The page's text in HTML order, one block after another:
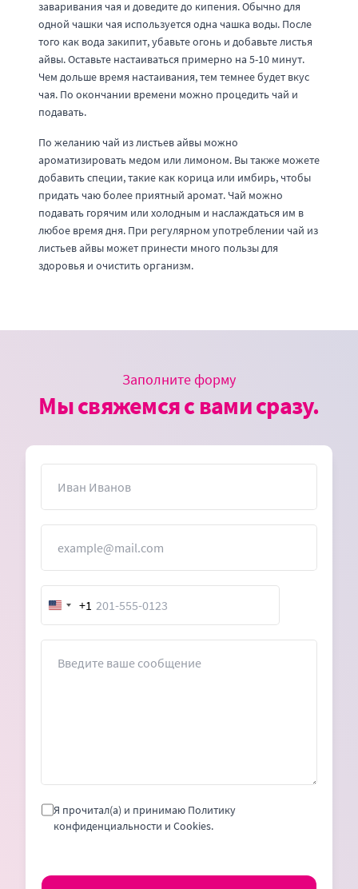
заваривания чая и доведите до кипения. Обычно для
одной чашки чая используется одна чашка воды. После
того как вода закипит, убавьте огонь и добавьте листья
айвы. Оставьте настаиваться примерно на 5-10 минут.
Чем дольше время настаивания, тем темнее будет вкус
чая. По окончании времени можно процедить чай и
подавать.
По желанию чай из листьев айвы можно
ароматизировать медом или лимоном. Вы также можете
добавить специи, такие как корица или имбирь, чтобы
придать чаю более приятный аромат. Чай можно
подавать горячим или холодным и наслаждаться им в
любое время дня. При регулярном употреблении чай из
листьев айвы может принести много пользы для
здоровья и очистить организм.
Заполните форму
Мы свяжемся с вами сразу.
United
States
+1
Я прочитал(а) и принимаю Политику
конфиденциальности и Cookies.